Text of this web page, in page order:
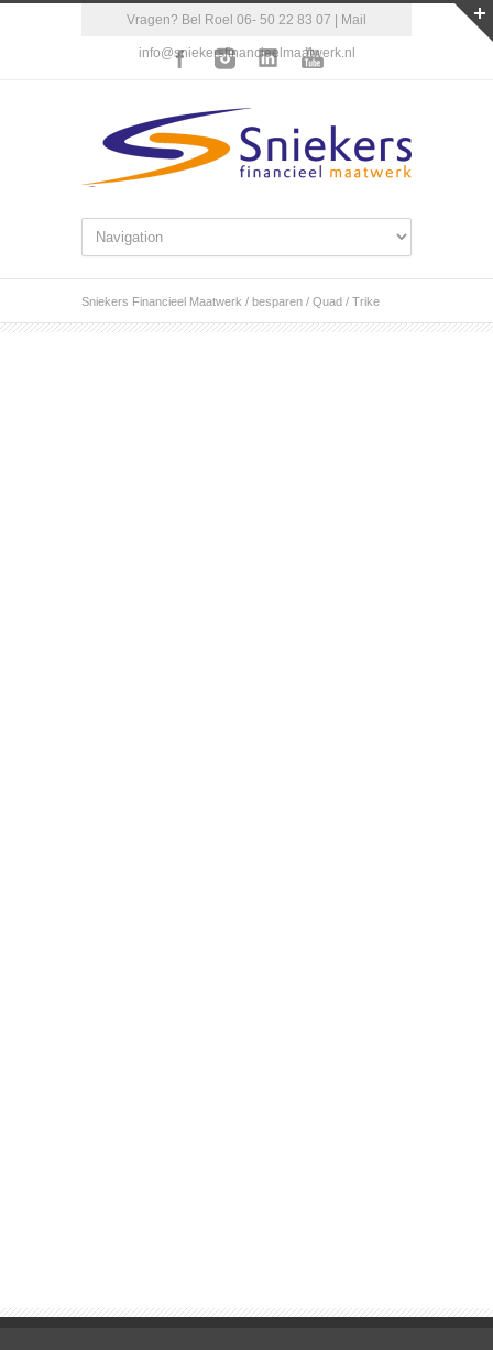
Vragen? Bel Roel 06- 50 22 83 07 | Mail
info@sniekersfinancieelmaatwerk.nl
Sniekers Financieel Maatwerk / besparen / Quad / Trike